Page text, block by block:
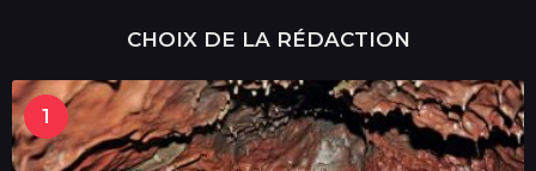
CHOIX DE LA RÉDACTION
1